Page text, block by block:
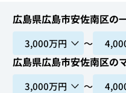
広島県広島市安佐南区の
〜
広島県広島市安佐南区の
〜